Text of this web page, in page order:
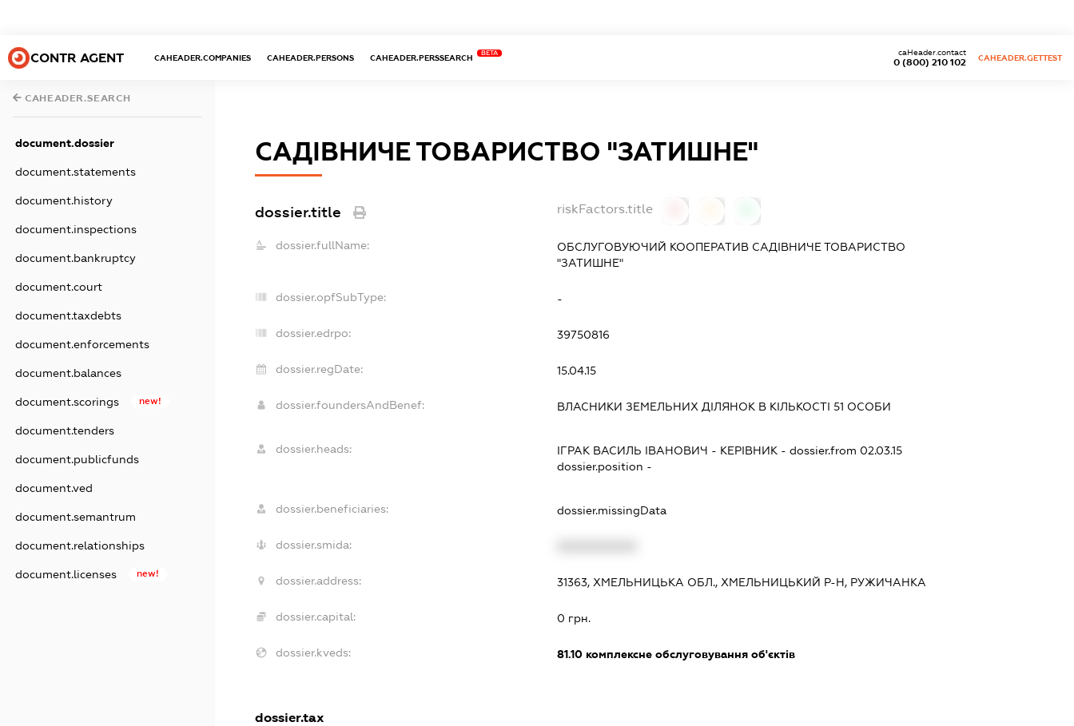
CONTR AGENT CAHEADER.COMPANIES CAHEADER.PERSONS CAHEADER.PERSSEARCH
BETA
0 (800) 210 102
caHeader.contact
CAHEADER.GETTEST
CAHEADER.SEARCH
document.dossier
document.statements
document.history
document.inspections
document.bankruptcy
document.court
document.taxdebts
document.enforcements
document.balances
document.scorings new!
document.tenders
document.publicfunds
document.ved
document.semantrum
document.relationships
document.licenses new!
САДІВНИЧЕ ТОВАРИСТВО "ЗАТИШНЕ"
dossier.title riskFactors.title
dossier.fullName: ОБСЛУГОВУЮЧИЙ КООПЕРАТИВ САДІВНИЧЕ ТОВАРИСТВО
"ЗАТИШНЕ"
dossier.opfSubType: -
dossier.edrpo: 39750816
dossier.regDate: 15.04.15
dossier.foundersAndBenef: ВЛАСНИКИ ЗЕМЕЛЬНИХ ДІЛЯНОК В КІЛЬКОСТІ 51 ОСОБИ
dossier.heads: ІГРАК ВАСИЛЬ ІВАНОВИЧ - КЕРІВНИК - dossier.from 02.03.15
dossier.position -
dossier.beneficiaries: dossier.missingData
dossier.smida:
dossier.address: 31363, ХМЕЛЬНИЦЬКА ОБЛ., ХМЕЛЬНИЦЬКИЙ Р-Н, РУЖИЧАНКА
dossier.capital: 0 грн.
dossier.kveds: 81.10 комплексне обслуговування об'єктів
dossier.tax